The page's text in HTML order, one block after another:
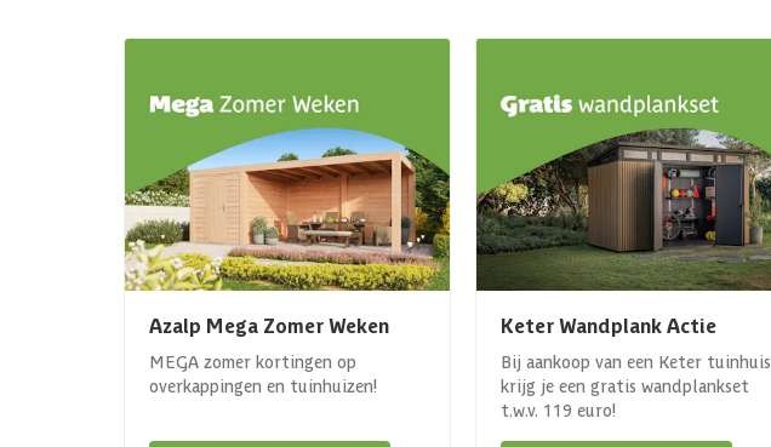
Azalp Mega Zomer Weken
MEGA zomer kortingen op
overkappingen en tuinhuizen!
Keter Wandplank Actie
Bij aankoop van een Keter tuinhuis
krijg je een gratis wandplankset
t.w.v. 119 euro!